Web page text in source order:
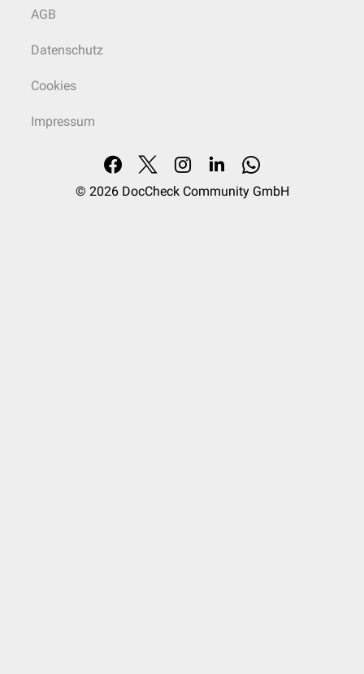
AGB
Datenschutz
Cookies
Impressum
© 2026 DocCheck Community GmbH